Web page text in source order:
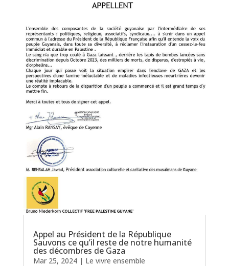
Appel au Président de la République
Sauvons ce qu’il reste de notre humanité
des décombres de Gaza
Mar 25, 2024| Le vivre ensemble